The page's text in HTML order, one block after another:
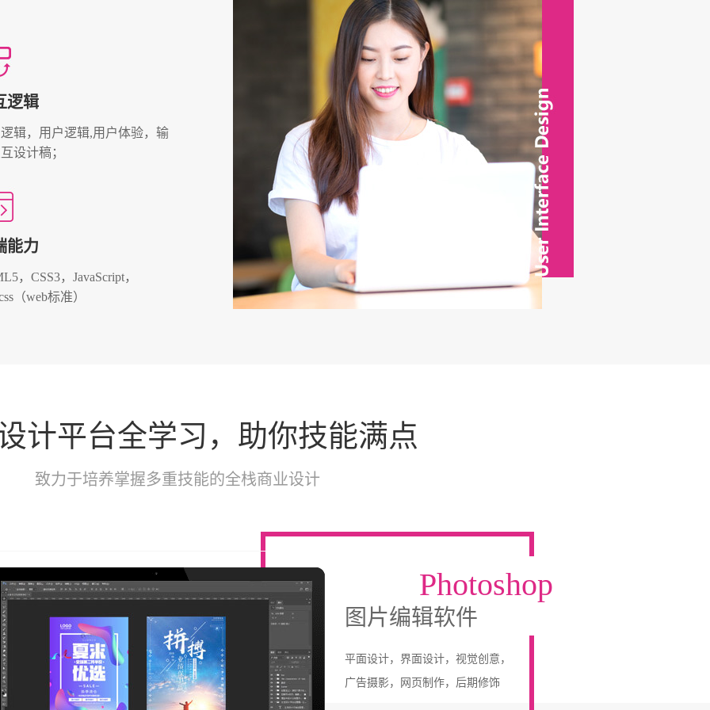
逻辑
辑，用户逻辑,用户体验，输
设计稿；
能力
，CSS3，JavaScript，
（web标准）
计平台全学习，助你技能满点
致力于培养掌握多重技能的全栈商业设计
Photoshop
图片编辑软件
平面设计，界面设计，视觉创意，
广告摄影，网页制作，后期修饰